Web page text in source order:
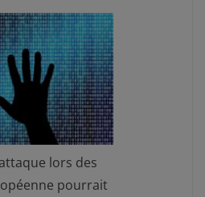
lors des
pourrait